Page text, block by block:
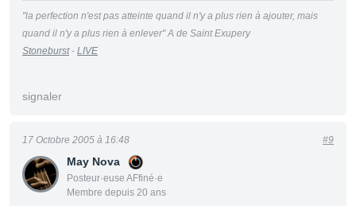
"la perfection n'est pas atteinte quand il n'y a plus rien à ajouter, mais
quand il n'y a plus rien à enlever" A de Saint Exupery
Stoneburst- LIVE
signaler
May Nova
Posteur·euse AFfiné·e
Membre depuis 20 ans
17 Octobre 2005 à 16:48 #9